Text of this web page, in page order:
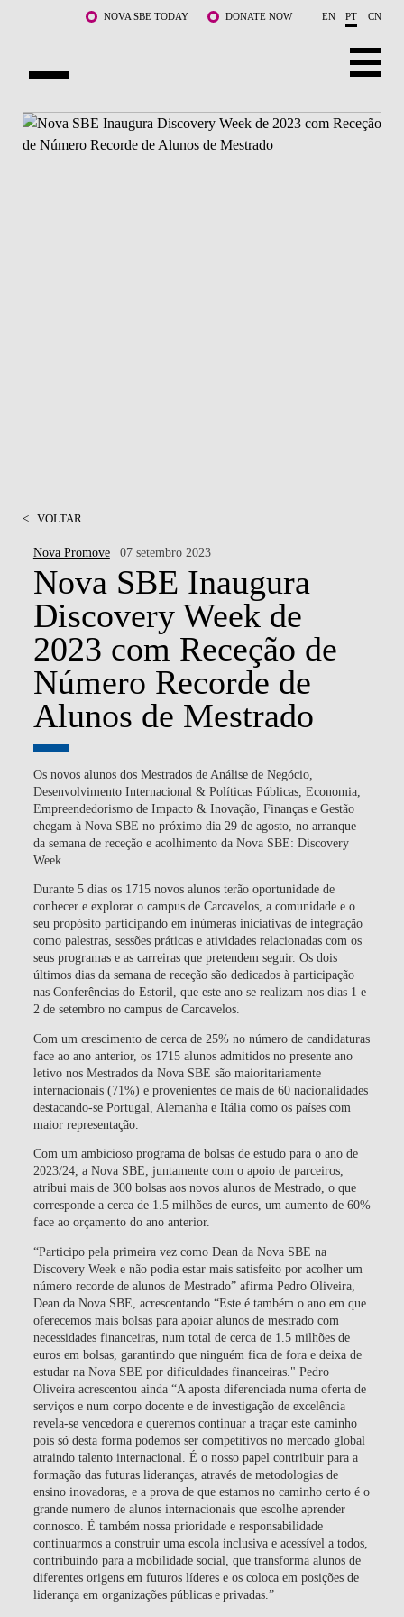
Saltar para o conteúdo principalNOVA SBE TODAY DONATE NOW EN PT CN
SOBRE NÓS
< VOLTAR
Nova Promove| 07 setembro 2023
Nova SBE Inaugura
Discovery Week de
2023 com Receção de
Número Recorde de
Alunos de Mestrado
Os novos alunos dos Mestrados de Análise de Negócio,
Desenvolvimento Internacional & Políticas Públicas, Economia,
Empreendedorismo de Impacto & Inovação, Finanças e Gestão
chegam à Nova SBE no próximo dia 29 de agosto, no arranque
da semana de receção e acolhimento da Nova SBE: Discovery
Week.
Durante 5 dias os 1715 novos alunos terão oportunidade de
conhecer e explorar o campus de Carcavelos, a comunidade e o
seu propósito participando em inúmeras iniciativas de integração
como palestras, sessões práticas e atividades relacionadas com os
seus programas e as carreiras que pretendem seguir. Os dois
últimos dias da semana de receção são dedicados à participação
nas Conferências do Estoril, que este ano se realizam nos dias 1 e
2 de setembro no campus de Carcavelos.
Com um crescimento de cerca de 25% no número de candidaturas
face ao ano anterior, os 1715 alunos admitidos no presente ano
letivo nos Mestrados da Nova SBE são maioritariamente
internacionais (71%) e provenientes de mais de 60 nacionalidades
destacando-se Portugal, Alemanha e Itália como os países com
maior representação.
Com um ambicioso programa de bolsas de estudo para o ano de
2023/24, a Nova SBE, juntamente com o apoio de parceiros,
atribui mais de 300 bolsas aos novos alunos de Mestrado, o que
corresponde a cerca de 1.5 milhões de euros, um aumento de 60%
face ao orçamento do ano anterior.
“Participo pela primeira vez como Dean da Nova SBE na
Discovery Week e não podia estar mais satisfeito por acolher um
número recorde de alunos de Mestrado” afirma Pedro Oliveira,
Dean da Nova SBE, acrescentando “Este é também o ano em que
oferecemos mais bolsas para apoiar alunos de mestrado com
necessidades financeiras, num total de cerca de 1.5 milhões de
euros em bolsas, garantindo que ninguém fica de fora e deixa de
estudar na Nova SBE por dificuldades financeiras." Pedro
Oliveira acrescentou ainda “A aposta diferenciada numa oferta de
serviços e num corpo docente e de investigação de excelência
revela-se vencedora e queremos continuar a traçar este caminho
pois só desta forma podemos ser competitivos no mercado global
atraindo talento internacional. É o nosso papel contribuir para a
formação das futuras lideranças, através de metodologias de
ensino inovadoras, e a prova de que estamos no caminho certo é o
grande numero de alunos internacionais que escolhe aprender
connosco. É também nossa prioridade e responsabilidade
continuarmos a construir uma escola inclusiva e acessível a todos,
contribuindo para a mobilidade social, que transforma alunos de
diferentes origens em futuros líderes e os coloca em posições de
liderança em organizações públicas e privadas.”